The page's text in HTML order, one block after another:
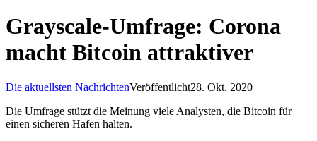
Grayscale-Umfrage: Corona
macht Bitcoin attraktiver
Die aktuellsten NachrichtenVeröffentlicht28. Okt. 2020
Die Umfrage stützt die Meinung viele Analysten, die Bitcoin für
einen sicheren Hafen halten.